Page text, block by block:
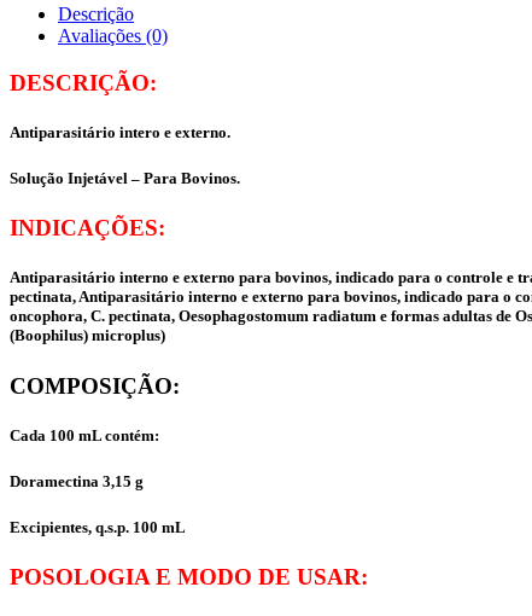
Descrição
Avaliações (0)
DESCRIÇÃO:
Antiparasitário intero e externo.
Solução Injetável – Para Bovinos.
INDICAÇÕES:
Antiparasitário interno e externo para bovinos, indicado para o controle e
pectinata, Antiparasitário interno e externo para bovinos, indicado para o
oncophora, C. pectinata, Oesophagostomum radiatum e formas adultas
(Boophilus) microplus)
COMPOSIÇÃO:
Cada 100 mL contém:
Doramectina 3,15 g
Excipientes, q.s.p. 100 mL
POSOLOGIA E MODO DE USAR: